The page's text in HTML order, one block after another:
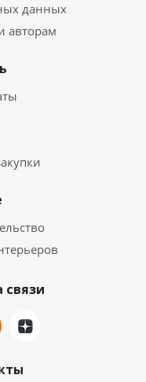
данных
авторам
связи